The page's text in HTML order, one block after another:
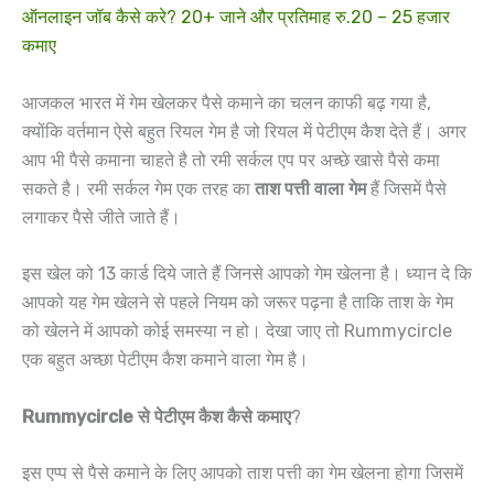
ऑनलाइन जॉब कैसे करे? 20+ जाने और प्रतिमाह रु.20 – 25 हजार
कमाए
आजकल भारत में गेम खेलकर पैसे कमाने का चलन काफी बढ़ गया है,
क्योंकि वर्तमान ऐसे बहुत रियल गेम है जो रियल में पेटीएम कैश देते हैं। अगर
आप भी पैसे कमाना चाहते है तो रमी सर्कल एप पर अच्छे खासे पैसे कमा
सकते है। रमी सर्कल गेम एक तरह का ताश पत्ती वाला गेमहैं जिसमें पैसे
लगाकर पैसे जीते जाते हैं।
इस खेल को 13 कार्ड दिये जाते हैं जिनसे आपको गेम खेलना है। ध्यान दे कि
आपको यह गेम खेलने से पहले नियम को जरूर पढ़ना है ताकि ताश के गेम
को खेलने में आपको कोई समस्या न हो। देखा जाए तो Rummycircle
एक बहुत अच्छा पेटीएम कैश कमाने वाला गेम है।
Rummycircle से पेटीएम कैश कैसे कमाए?
इस एप्प से पैसे कमाने के लिए आपको ताश पत्ती का गेम खेलना होगा जिसमें